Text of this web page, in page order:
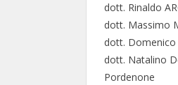
dott. Rinaldo
dott. Massimo
dott. Domenico
dott. Natalino
Pordenone